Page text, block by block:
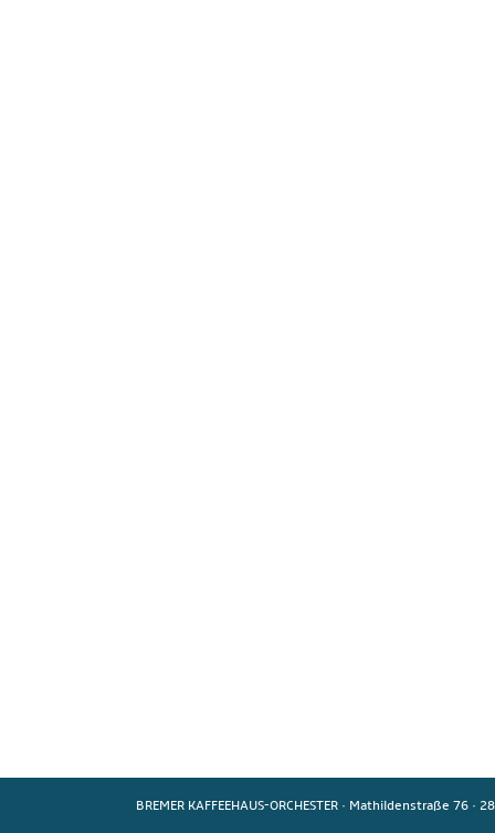
BREMER KAFFEEHAUS-ORCHESTER · Mathildenstraße 76 ·